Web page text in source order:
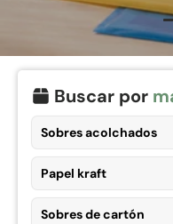
Buscar por
Sobres acolchados
Papel kraft
Sobres de cartón